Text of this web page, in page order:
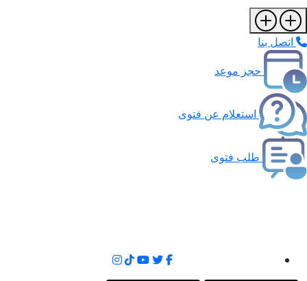
اتصل بنا
حجز موعد
استعلام عن فتوى
طلب فتوى